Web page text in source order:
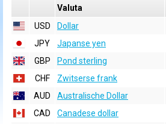
Valuta
USD
Dollar
JPY
Japanse yen
GBP
Pond sterling
CHF
Zwitserse frank
AUD
Australische Dollar
CAD
Canadese dollar